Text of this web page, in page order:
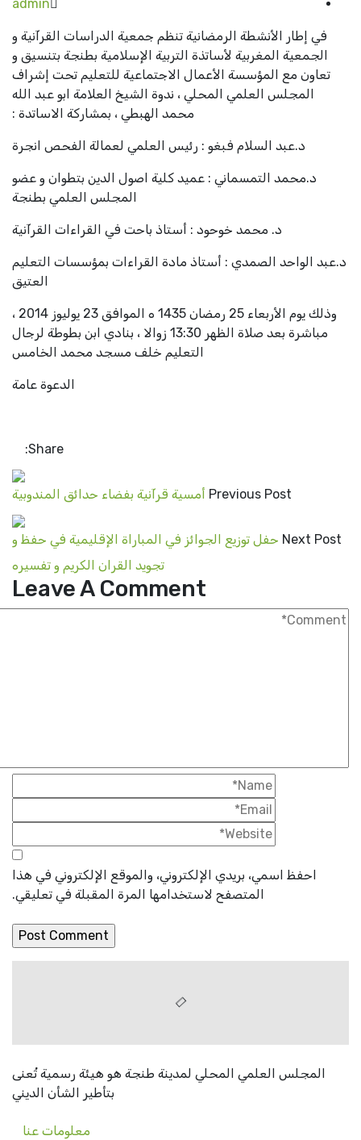
admin
في إطار الأنشطة الرمضانية تنظم جمعية الدراسات القرآنية و
الجمعية المغربية لأساتذة التربية الإسلامية بطنجة بتنسيق و
تعاون مع المؤسسة الأعمال الاجتماعية للتعليم تحت إشراف
المجلس العلمي المحلي ، ندوة الشيخ العلامة ابو عبد الله
محمد الهبطي ، بمشاركة الاساتدة :
د.عبد السلام فبغو : رئيس العلمي لعمالة الفحص انجرة
د.محمد التمسماني : عميد كلية اصول الدين بتطوان و عضو
المجلس العلمي بطنجة
د. محمد خوحود : أستاذ باحت في القراءات القرآنية
الواحد الصمدي : أستاذ مادة القراءات بمؤسسات التعليم
العتيق
وذلك يوم الأربعاء 25 رمضان 1435 ه الموافق 23 يوليوز 2014 ،
مباشرة بعد صلاة الظهر 13:30 زوالا ، بنادي ابن بطوطة لرجال
التعليم خلف مسجد محمد الخامس
الدعوة عامة
Share:
Previous Post أمسية قرآنية بفضاء حدائق المندوبية
Next حفل توزيع الجوائز في المباراة الإقليمية في حفظ و
تجويد القران الكريم و تفسيره
Leave A Comment
احفظ اسمي، بريدي الإلكتروني، والموقع الإلكتروني في هذا
المتصفح لاستخدامها المرة المقبلة في تعليقي.
المجلس العلمي المحلي لمدينة طنجة هو هيئة رسمية تُعنى
بتأطير الشأن الديني
معلومات عنا